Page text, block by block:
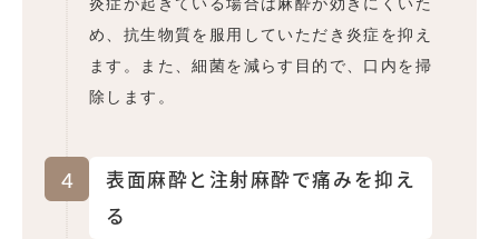
め、抗生物質を服用していただき炎症を抑え
ます。また、細菌を減らす目的で、口内を掃
除します。
4
表面麻酔と注射麻酔で痛みを抑え
る